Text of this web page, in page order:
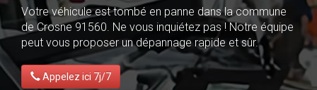
Votre véhicule est tombé en panne dans la commune
de Crosne 91560. Ne vous inquiétez pas ! Notre équipe
peut vous proposer un dépannage rapide et sûr.
Appelez ici 7j/7